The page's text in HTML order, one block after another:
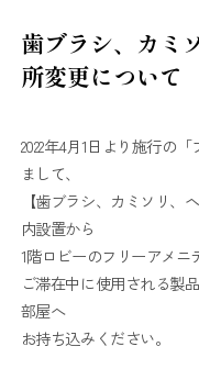
歯ブラシ、カミ
所変更について
2022年4月1日より施行の
まして、
【歯ブラシ、カミソリ
内設置から
1階ロビーのフリーアメニ
ご滞在中に使用される製
部屋へ
お持ち込みください。